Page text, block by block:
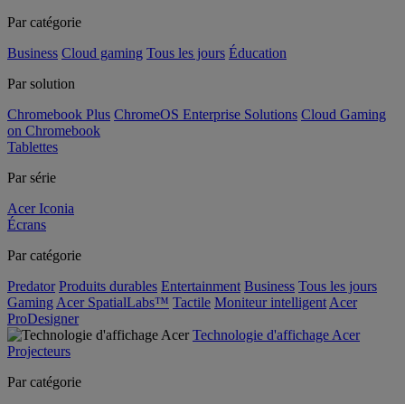
Par catégorie
Business Cloud gaming Tous les jours Éducation
Par solution
Chromebook Plus ChromeOS Enterprise Solutions Cloud Gaming
on Chromebook
Tablettes
Par série
Acer Iconia
Écrans
Par catégorie
Predator Produits durables Entertainment Business Tous les jours
Gaming Acer SpatialLabs™ Tactile Moniteur intelligent Acer
ProDesigner
Technologie d'affichage Acer
Projecteurs
Par catégorie